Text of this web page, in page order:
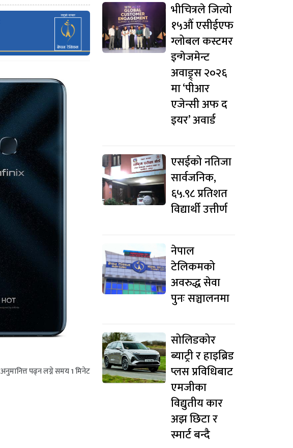
अनुमानित्त पढ्न लग्ने समय1मिनेट
भीचित्रले जित्यो
१५औं एसीईएफ
ग्लोबल कस्टमर
इन्गेजमेन्ट
अवाड्र्स २०२६
मा ‘पीआर
एजेन्सी अफ द
इयर’ अवार्ड
एसईको नतिजा
सार्वजनिक,
६५.९८ प्रतिशत
विद्यार्थी उत्तीर्ण
नेपाल
टेलिकमको
अवरुद्ध सेवा
पुनः सञ्चालनमा
सोलिडकोर
ब्याट्री र हाइब्रिड
प्लस प्रविधिबाट
एमजीका
विद्युतीय कार
अझ छिटा र
स्मार्ट बन्दै